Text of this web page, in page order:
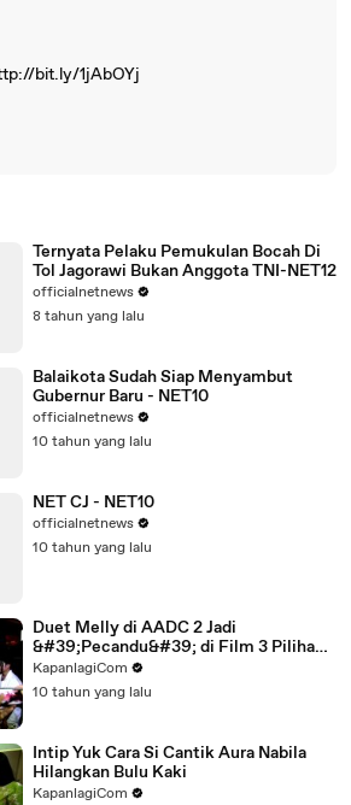
bit.ly/1jAbOYj
Ternyata Pelaku Pemukulan Bocah Di
Tol Jagorawi Bukan Anggota TNI-NET12
officialnetnews
8 tahun yang lalu
Balaikota Sudah Siap Menyambut
Gubernur Baru - NET10
officialnetnews
10 tahun yang lalu
NET CJ - NET10
officialnetnews
10 tahun yang lalu
Duet Melly di AADC 2 Jadi
&#39;Pecandu&#39; di Film 3 Pilihan
Hidup
KapanlagiCom
10 tahun yang lalu
Intip Yuk Cara Si Cantik Aura Nabila
Hilangkan Bulu Kaki
KapanlagiCom